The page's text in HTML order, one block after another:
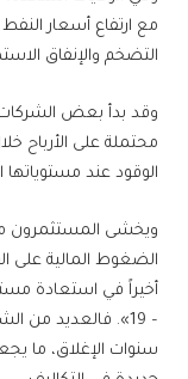
مع ارتفاع أسعار النفط
التضخم والإنفاق
وقد بدأ بعض
محتملة على الأرباح
الوقود عند مستوياتها
ويخشى المستثمرون
الضغوط المالية على
أخيراً في استعادة
– 19». فالعديد من
سنوات الإغلاق، ما